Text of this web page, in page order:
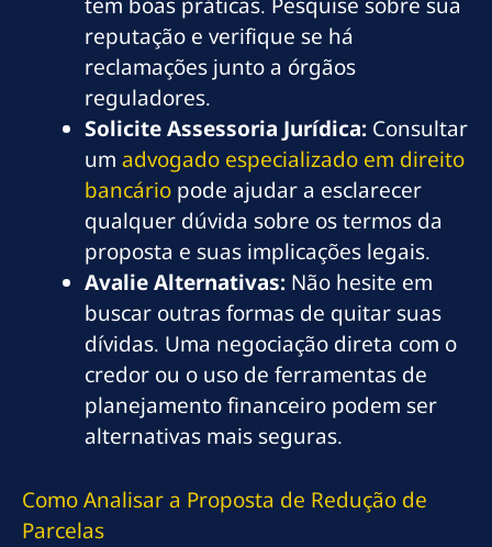
reputação e verifique se há
reclamações junto a órgãos
reguladores.
Solicite Assessoria Jurídica: Consultar
um advogado especializado em direito
bancário pode ajudar a esclarecer
qualquer dúvida sobre os termos da
proposta e suas implicações legais.
Avalie Alternativas: Não hesite em
buscar outras formas de quitar suas
dívidas. Uma negociação direta com o
credor ou o uso de ferramentas de
planejamento financeiro podem ser
alternativas mais seguras.
Como Analisar a Proposta de Redução de
Parcelas